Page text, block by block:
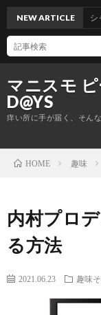
マニスモ ピ
D@YS
痒い所に手が届く、そん
NEW ARTICLEシャニマ
HOME 趣味
内村プロ
る方法
2021.06.23 趣味